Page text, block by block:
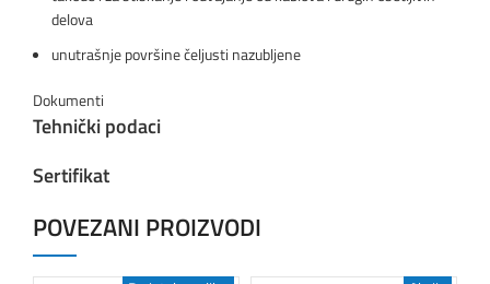
delova
unutrašnje površine čeljusti nazubljene
Dokumenti
Tehnički podaci
Sertifikat
POVEZANI PROIZVODI